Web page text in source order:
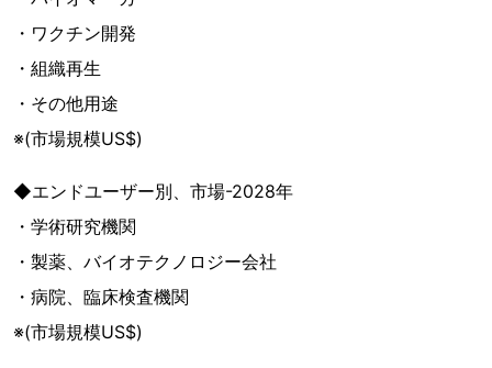
・ワクチン開発
・組織再生
・その他用途
※(市場規模US$)
◆エンドユーザー別、市場-2028年
・学術研究機関
・製薬、バイオテクノロジー会社
・病院、臨床検査機関
※(市場規模US$)